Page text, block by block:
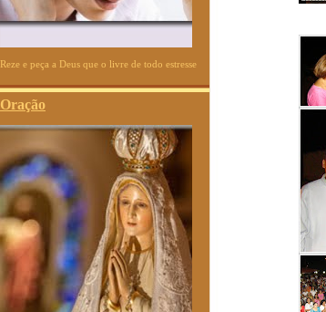
Reze e peça a Deus que o livre de todo estresse
Oração